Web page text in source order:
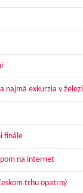
najmä exkurzia v
finále
na internet
trhu opatrný